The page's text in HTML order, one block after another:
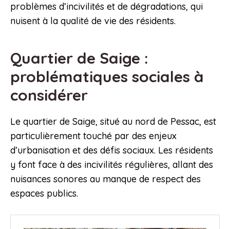
problèmes d’incivilités et de dégradations, qui
nuisent à la qualité de vie des résidents.
Quartier de Saige :
problématiques sociales à
considérer
Le quartier de Saige, situé au nord de Pessac, est
particulièrement touché par des enjeux
d’urbanisation et des défis sociaux. Les résidents
y font face à des incivilités régulières, allant des
nuisances sonores au manque de respect des
espaces publics.